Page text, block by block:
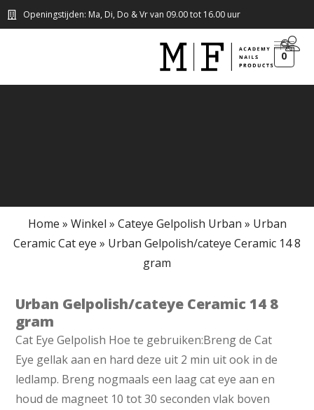
Openingstijden: Ma, Di, Do & Vr van 09.00 tot 16.00 uur
0
Home » Winkel » Cateye Gelpolish Urban » Urban
Ceramic Cat eye » Urban Gelpolish/cateye Ceramic 14 8
gram
Urban Gelpolish/cateye Ceramic 14 8
gram
Cat Eye Gelpolish Hoe te gebruiken:Breng de Cat
Eye gellak aan en hard deze uit 2 min uit ook in de
ledlamp. Breng nogmaals een laag cat eye aan en
houd de magneet 10 tot 30 seconden vlak boven